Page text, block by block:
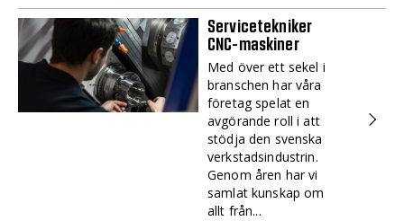
Servicetekniker
CNC-maskiner
Med över ett sekel i
branschen har våra
företag spelat en
avgörande roll i att
stödja den svenska
verkstadsindustrin.
Genom åren har vi
samlat kunskap om
allt från...